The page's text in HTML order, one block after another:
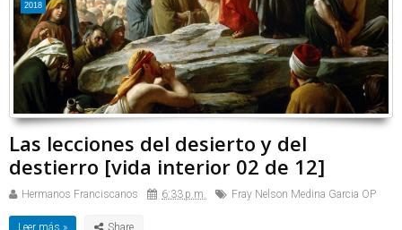
Las lecciones del desierto y del
destierro [vida interior 02 de 12]
Hermanos Franciscanos 6:33 p.m. Fray Nelson Medina Garcia OP
Leer más »
2018